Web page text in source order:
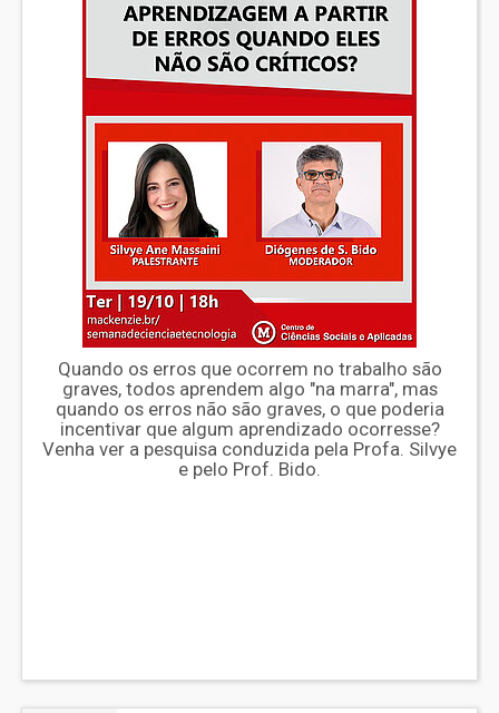
Quando os erros que ocorrem no trabalho são
graves, todos aprendem algo "na marra", mas
quando os erros não são graves, o que poderia
incentivar que algum aprendizado ocorresse?
Venha ver a pesquisa conduzida pela Profa. Silvye
e pelo Prof. Bido.